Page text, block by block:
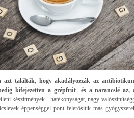
azt találták, hogy akadályozzák az
kifejezetten a grépfrút- és a narancslé az,
készítmények - hatékonyságát, nagy
éppenséggel pont felerősítik más